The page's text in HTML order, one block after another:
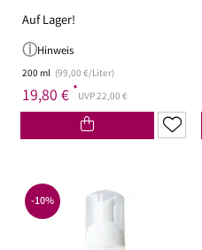
Auf Lager!
Hinweis
200 ml (99,00 €/Liter)
19,80 € *UVP 22,00 €
-10%